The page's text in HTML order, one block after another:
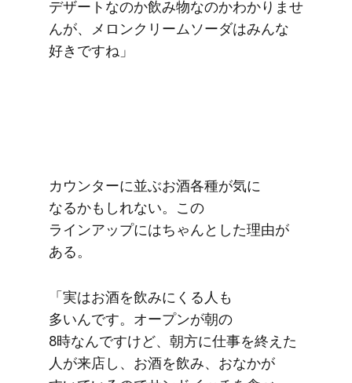
デザートなのか飲み物なのかわかりませ
んが、​メロンクリームソーダは​みんな​
好きですね」
カウンターに​並ぶお酒各種が​気に​
なるかもしれない。​この​
ラインアップにはちゃんとした​理由が​
ある。
「実は​お酒を​飲みにくる​人も​
多いんです。​オープンが​朝の​
8時なんですけど、​朝方に​仕事を​終えた​
人が​来店し、​お酒を​飲み、​おなかが​